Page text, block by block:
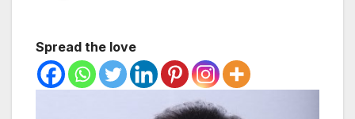
Spread the love